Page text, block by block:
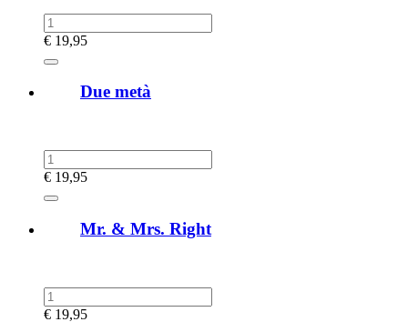
€ 19,95
Due metà
€ 19,95
Mr. & Mrs. Right
€ 19,95